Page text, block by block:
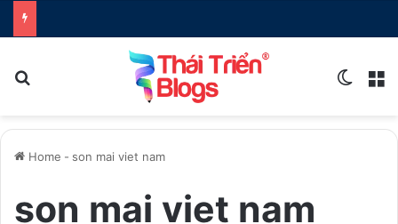
Home - son mai viet nam
son mai viet nam